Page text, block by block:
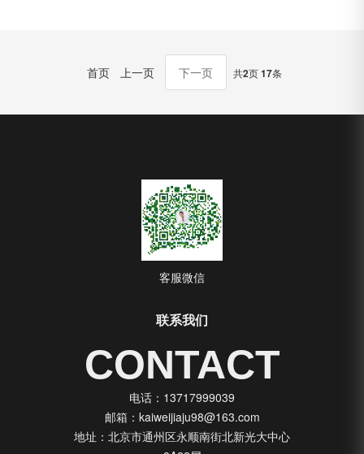
首页 上一页 下一页 共2页17条
客服微信
联系我们
CONTACT
电话：13717999039
邮箱：kaiweijiaju98@163.com
地址：北京市通州区永顺南街北新光大中心